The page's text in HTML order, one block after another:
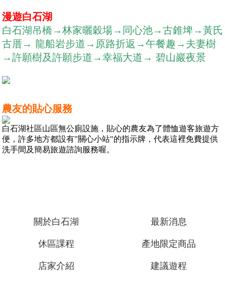
漫遊白石湖
白石湖吊橋 →林家曬穀場→同心池→古錐埤→黃氏
古厝→ 龍船岩步道→原路折返→午餐趣→夫妻樹
→許願樹及許願步道→幸福大道→ 碧山巖夜景
農友的貼心服務
白石湖社區山區無公廁設施，貼心的農友為了體恤遊客旅遊方
便，許多地方都設有"關心小站"的指示牌，代表這裡免費提供
洗手間及簡易旅遊諮詢服務喔。
關於白石湖 最新消息
休區課程 產地限定商品
店家介紹 建議遊程